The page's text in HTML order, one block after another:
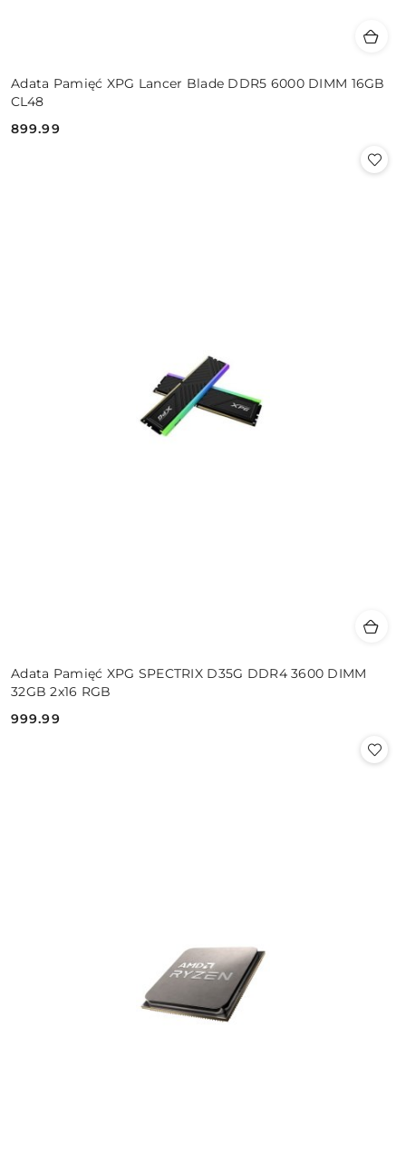
Adata Pamięć XPG Lancer Blade DDR5 6000 DIMM 16GB
CL48
Cena:
899.99
Adata Pamięć XPG SPECTRIX D35G DDR4 3600 DIMM
32GB 2x16 RGB
Cena:
999.99